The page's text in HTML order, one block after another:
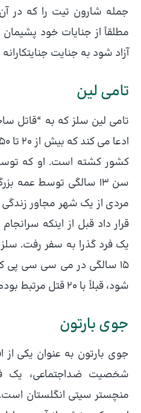
جمله شارون تیت را که در
مطلقاً از جنایات خود
آزاد شود به جنایت
تامی لین
تامی لین سلز که به “قاتل
کشور کشته است. او که
سن 13 سالگی توسط عمه
مردی از یک شهر مجاور زندگی
قرار داد قبل از اینکه
یک فرد گذرا به سفر رفت.
15 سالگی در می سی سی پی
شود، قبلاً با 20 قتل مرتبط بوده است.
جوی بارتون
جوی بارتون به عنوان یکی از
شخصیت ضداجتماعی، یک
منچستر سیتی انگلستان